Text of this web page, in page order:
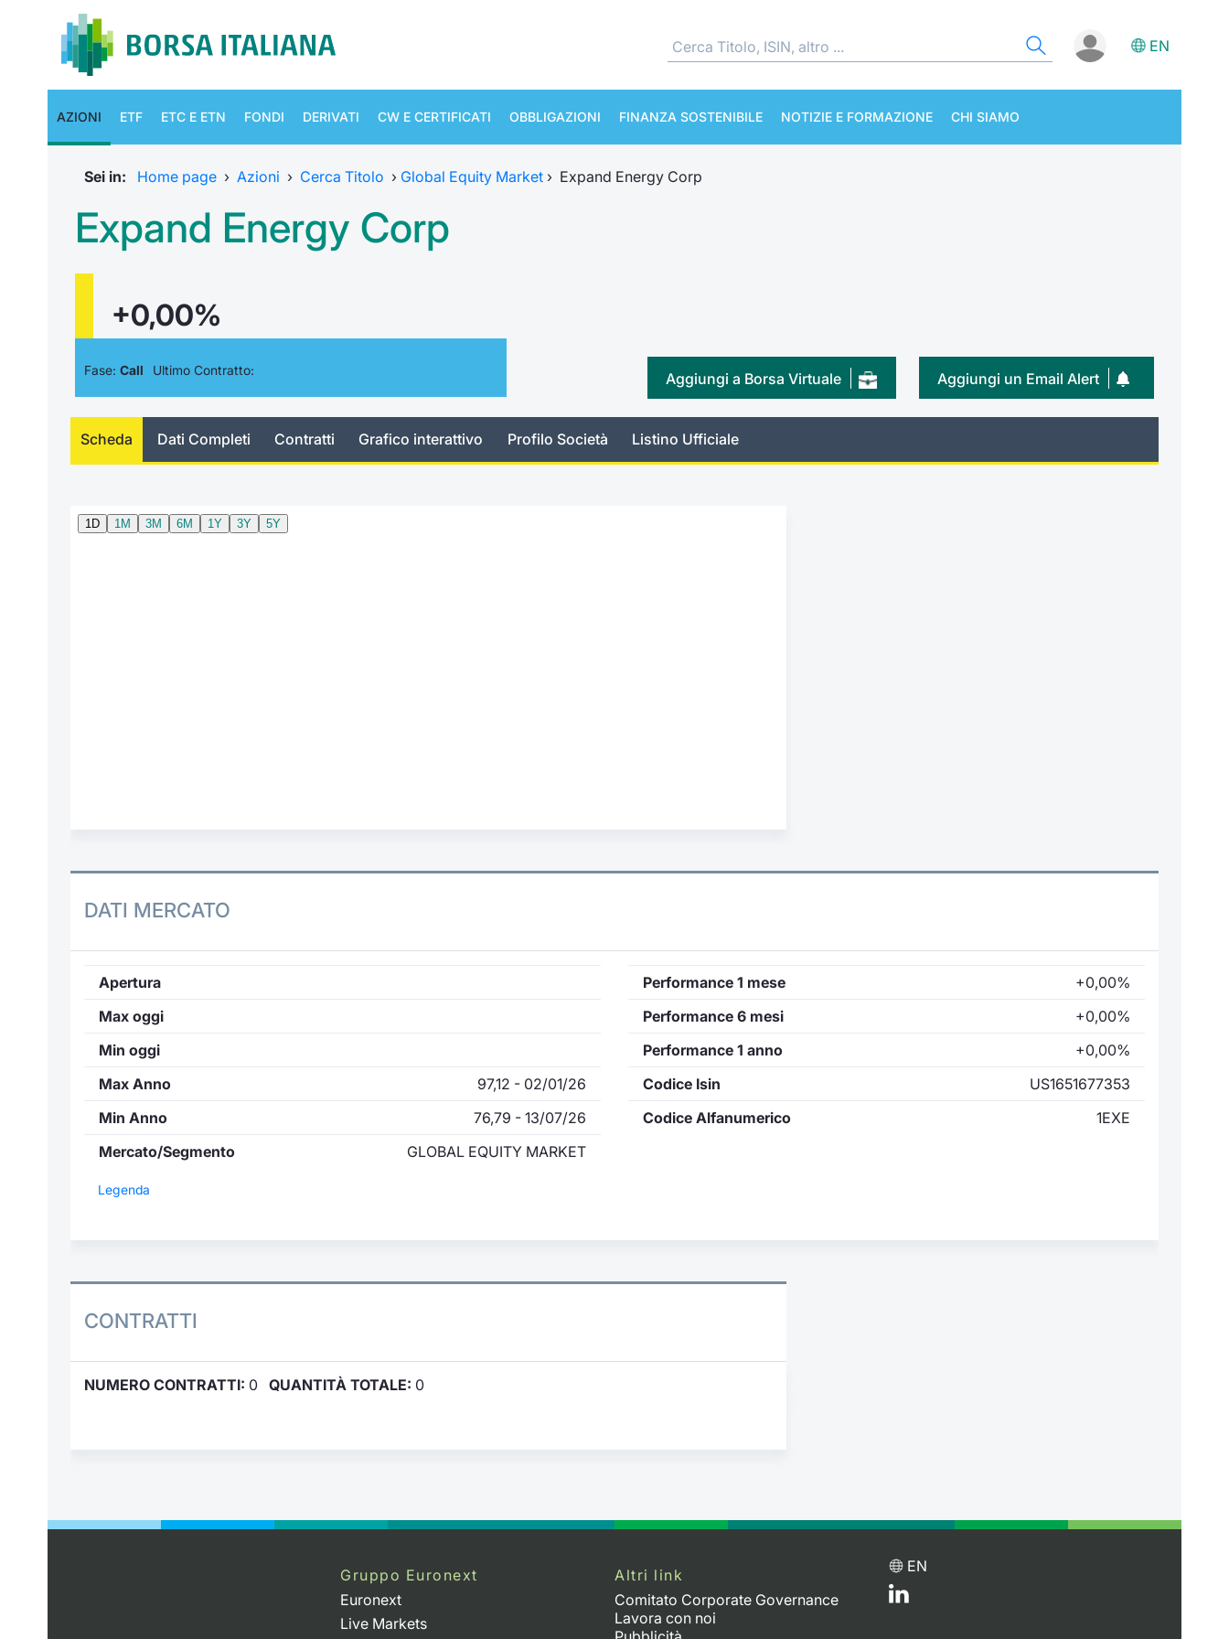
EN
AZIONI ETF ETC E ETN FONDI DERIVATI CW E CERTIFICATI OBBLIGAZIONI FINANZA SOSTENIBILE NOTIZIE E FORMAZIONE CHI SIAMO
Sei in: Home page › Azioni › Cerca Titolo › Global Equity Market › Expand Energy Corp
Expand Energy Corp
+0,00%
Fase: Call Ultimo Contratto: Aggiungi un Email Alert
Aggiungi a Borsa Virtuale
Scheda Dati Completi Contratti Grafico interattivo Profilo Società Listino Ufficiale
DATI MERCATO
Apertura
Max oggi
Min oggi
Max Anno
97,12 - 02/01/26
Min Anno
76,79 - 13/07/26
Mercato/Segmento
GLOBAL EQUITY MARKET
Performance 1 mese
+0,00%
Performance 6 mesi
+0,00%
Performance 1 anno
+0,00%
Codice Isin
US1651677353
Codice Alfanumerico
1EXE
Legenda
CONTRATTI
NUMERO CONTRATTI: 0 QUANTITÀ TOTALE: 0
Gruppo Euronext
Euronext
Live Markets
Altri link
Comitato Corporate Governance
Lavora con noi
EN